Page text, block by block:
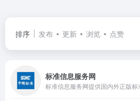
排序 发布 更新 浏览 点赞
标准信息服务网